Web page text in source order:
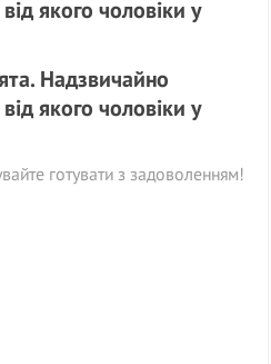
Надзвичайно
якого чоловіки у
готувати з задоволенням!